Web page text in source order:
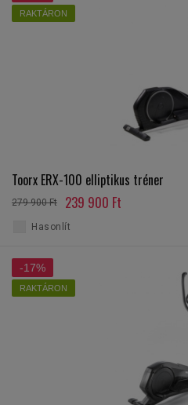
RAKTÁRON
Toorx ERX-100 elliptikus tréner
279 900 Ft 239 900 Ft
Hasonlít
-17%
RAKTÁRON